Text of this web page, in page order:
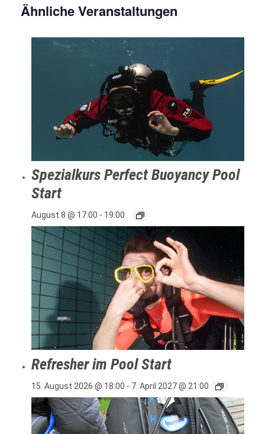
Ähnliche Veranstaltungen
Spezialkurs Perfect Buoyancy Pool
Start
August 8 @ 17:00 - 19:00
Refresher im Pool Start
15. August 2026 @ 18:00 - 7. April 2027 @ 21:00